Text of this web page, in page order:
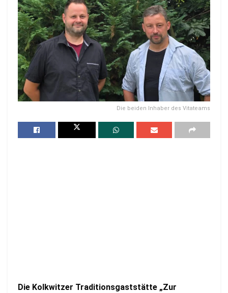
Die beiden Inhaber des Vitateams
Die Kolkwitzer Traditionsgaststätte „Zur